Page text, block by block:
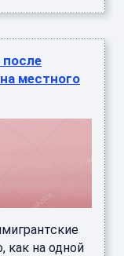
местного
как на одной